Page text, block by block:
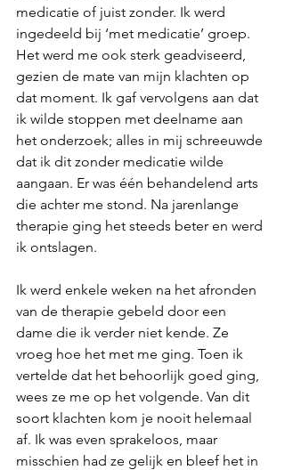
medicatie of juist zonder. Ik werd
ingedeeld bij ‘met medicatie’ groep.
Het werd me ook sterk geadviseerd,
gezien de mate van mijn klachten op
dat moment. Ik gaf vervolgens aan dat
ik wilde stoppen met deelname aan
het onderzoek; alles in mij schreeuwde
dat ik dit zonder medicatie wilde
aangaan. Er was één behandelend arts
die achter me stond. Na jarenlange
therapie ging het steeds beter en werd
ik ontslagen.
Ik werd enkele weken na het afronden
van de therapie gebeld door een
dame die ik verder niet kende. Ze
vroeg hoe het met me ging. Toen ik
vertelde dat het behoorlijk goed ging,
wees ze me op het volgende. Van dit
soort klachten kom je nooit helemaal
af. Ik was even sprakeloos, maar
misschien had ze gelijk en bleef het in